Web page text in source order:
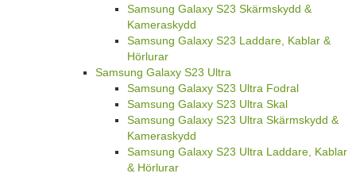
Samsung Galaxy S23 Skärmskydd &
Kameraskydd
Samsung Galaxy S23 Laddare, Kablar &
Hörlurar
Samsung Galaxy S23 Ultra
Samsung Galaxy S23 Ultra Fodral
Samsung Galaxy S23 Ultra Skal
Samsung Galaxy S23 Ultra Skärmskydd &
Kameraskydd
Samsung Galaxy S23 Ultra Laddare, Kablar
& Hörlurar